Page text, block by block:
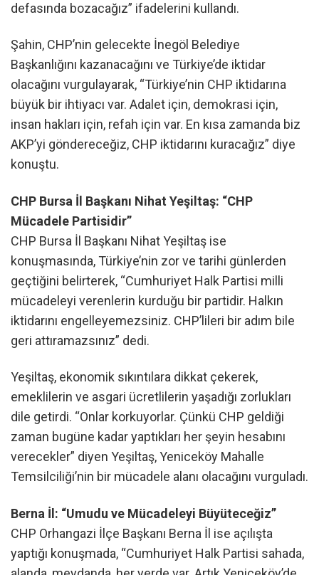
defasında bozacağız” ifadelerini kullandı.
Şahin, CHP’nin gelecekte İnegöl Belediye
Başkanlığını kazanacağını ve Türkiye’de iktidar
olacağını vurgulayarak, “Türkiye’nin CHP iktidarına
büyük bir ihtiyacı var. Adalet için, demokrasi için,
insan hakları için, refah için var. En kısa zamanda biz
AKP’yi göndereceğiz, CHP iktidarını kuracağız” diye
konuştu.
CHP Bursa İl Başkanı Nihat Yeşiltaş: “CHP
Mücadele Partisidir”
CHP Bursa İl Başkanı Nihat Yeşiltaş ise
konuşmasında, Türkiye’nin zor ve tarihi günlerden
geçtiğini belirterek, “Cumhuriyet Halk Partisi milli
mücadeleyi verenlerin kurduğu bir partidir. Halkın
iktidarını engelleyemezsiniz. CHP’lileri bir adım bile
geri attıramazsınız” dedi.
Yeşiltaş, ekonomik sıkıntılara dikkat çekerek,
emeklilerin ve asgari ücretlilerin yaşadığı zorlukları
dile getirdi. “Onlar korkuyorlar. Çünkü CHP geldiği
zaman bugüne kadar yaptıkları her şeyin hesabını
verecekler” diyen Yeşiltaş, Yeniceköy Mahalle
Temsilciliği’nin bir mücadele alanı olacağını vurguladı.
Berna İl: “Umudu ve Mücadeleyi Büyüteceğiz”
CHP Orhangazi İlçe Başkanı Berna İl ise açılışta
yaptığı konuşmada, “Cumhuriyet Halk Partisi sahada,